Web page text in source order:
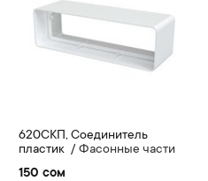
620СКП, Соединитель
пластик
Фасонные части
150 сом